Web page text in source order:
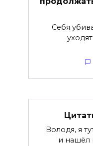
Себя
Володя, я
и нашёл